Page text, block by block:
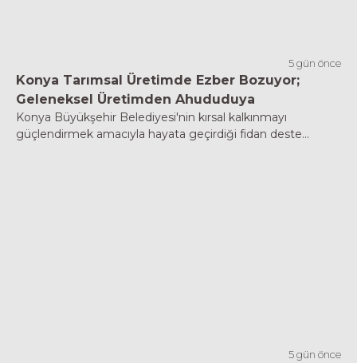
5 gün önce
Konya Tarımsal Üretimde Ezber Bozuyor;
Geleneksel Üretimden Ahududuya
Konya Büyükşehir Belediyesi'nin kırsal kalkınmayı
güçlendirmek amacıyla hayata geçirdiği fidan deste...
5 gün önce